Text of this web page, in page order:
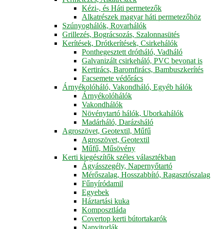
Kézi-, és Háti permetezők
Alkatrészek magyar háti permetezőhöz
Szúnyoghálók, Rovarhálók
Grillezés, Bográcsozás, Szalonnasütés
Kerítések, Drótkerítések, Csirkehálók
Ponthegesztett drótháló, Vadháló
Galvanizált csirkeháló, PVC bevonat is
Kertirács, Baromfirács, Bambuszkerítés
Facsemete védőrács
Árnyékolóháló, Vakondháló, Egyéb hálók
Árnyékolóhálók
Vakondhálók
Növénytartó hálók, Uborkahálók
Madárháló, Darázsháló
Agroszövet, Geotextil, Műfű
Agroszövet, Geotextil
Műfű, Műsövény
Kerti kiegészítők széles választékban
Ágyásszegély, Napernyőtartó
Mérőszalag, Hosszabbító, Ragasztószalag
Fűnyíródamil
Egyebek
Háztartási kuka
Komposztláda
Covertop kerti bútortakarók
Napvitorlák